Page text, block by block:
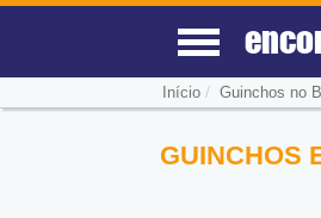
Início/ Guinchos no
GUINCHOS